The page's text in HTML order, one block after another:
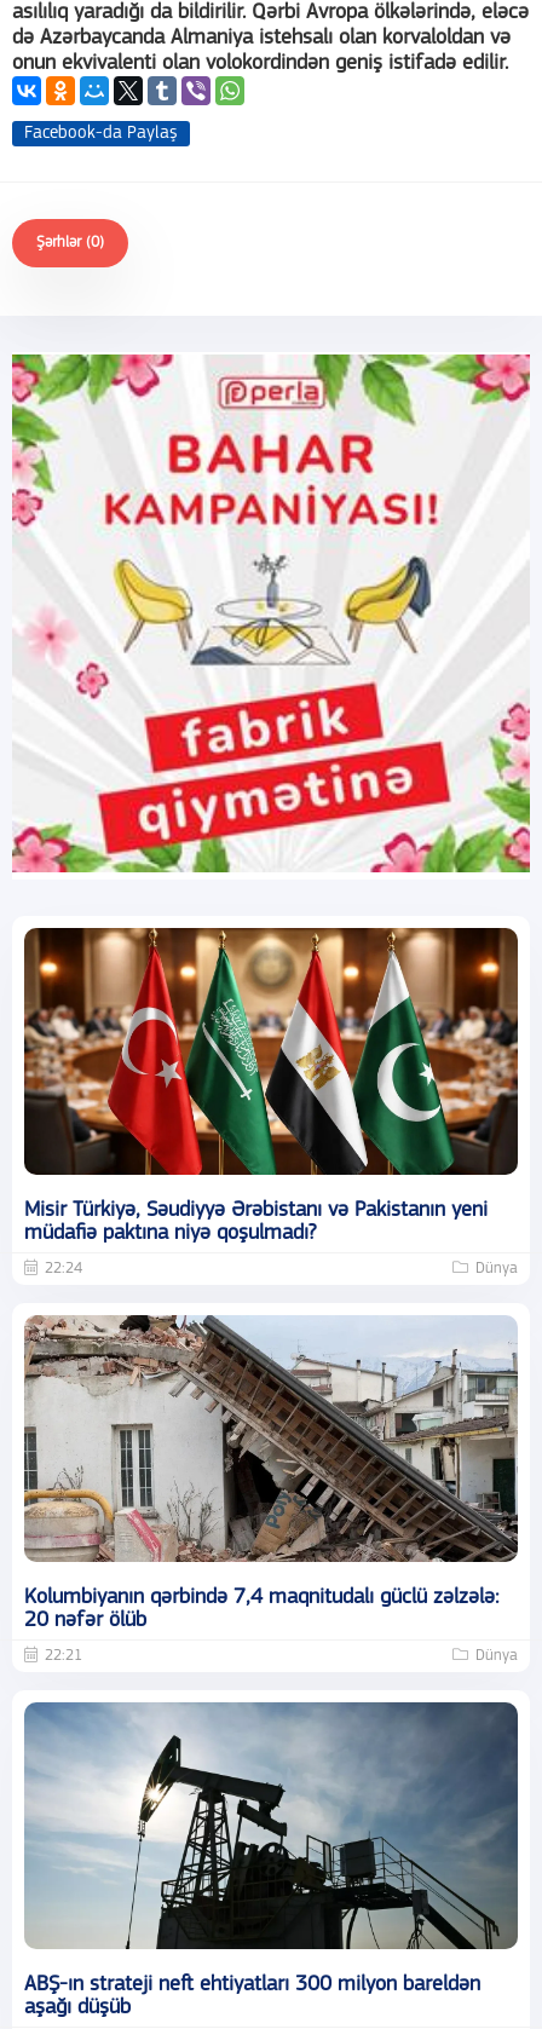
asılılıq yaradığı da bildirilir. Qərbi Avropa ölkələrində, eləcə
də Azərbaycanda Almaniya istehsalı olan korvaloldan və
onun ekvivalenti olan volokordindən geniş istifadə edilir.
Facebook-da Paylaş
Şərhlər (0)
Misir Türkiyə, Səudiyyə Ərəbistanı və Pakistanın yeni
müdafiə paktına niyə qoşulmadı?
22:24 Dünya
Kolumbiyanın qərbində 7,4 maqnitudalı güclü zəlzələ:
20 nəfər ölüb
22:21 Dünya
ABŞ-ın strateji neft ehtiyatları 300 milyon bareldən
aşağı düşüb